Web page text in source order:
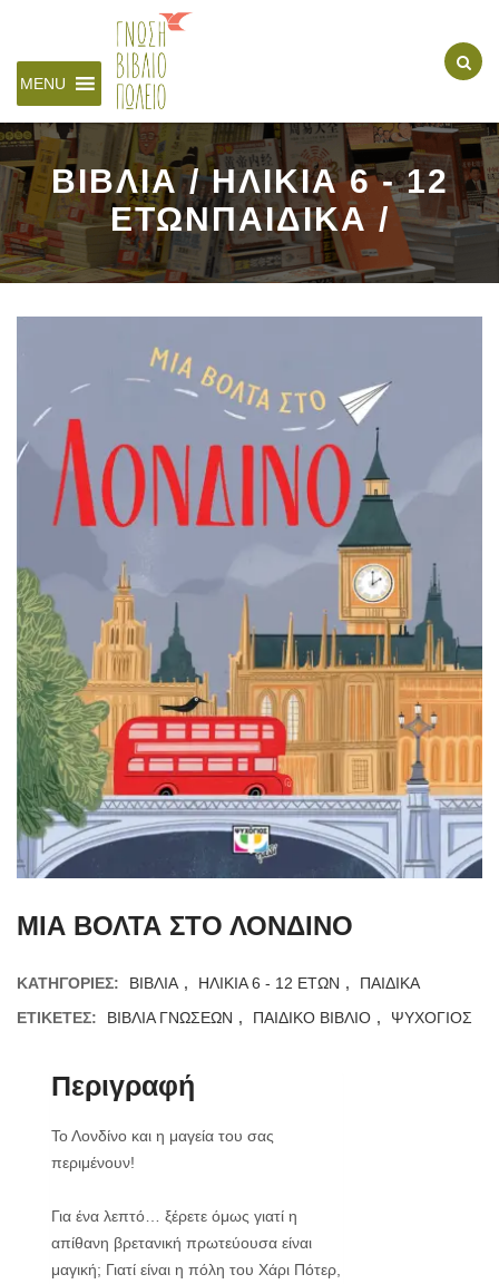
MENU
ΒΙΒΛΙΑ / ΗΛΙΚΙΑ 6 - 12
ΕΤΩΝΠΑΙΔΙΚΑ /
ΜΙΑ ΒΟΛΤΑ ΣΤΟ ΛΟΝΔΙΝΟ
ΚΑΤΗΓΟΡΊΕΣ: ΒΙΒΛΙΑ , ΗΛΙΚΙΑ 6 - 12 ΕΤΩΝ ,
ΠΑΙΔΙΚΑ
ΕΤΙΚΈΤΕΣ:
ΒΙΒΛΙΑ ΓΝΩΣΕΩΝ , ΠΑΙΔΙΚΟ ΒΙΒΛΙΟ , ΨΥΧΟΓΙΟΣ
Περιγραφή
Το Λονδίνο και η μαγεία του σας
περιμένουν!
Για ένα λεπτό… ξέρετε όμως γιατί η
απίθανη βρετανική πρωτεύουσα είναι
μαγική; Γιατί είναι η πόλη του Χάρι Πότερ,